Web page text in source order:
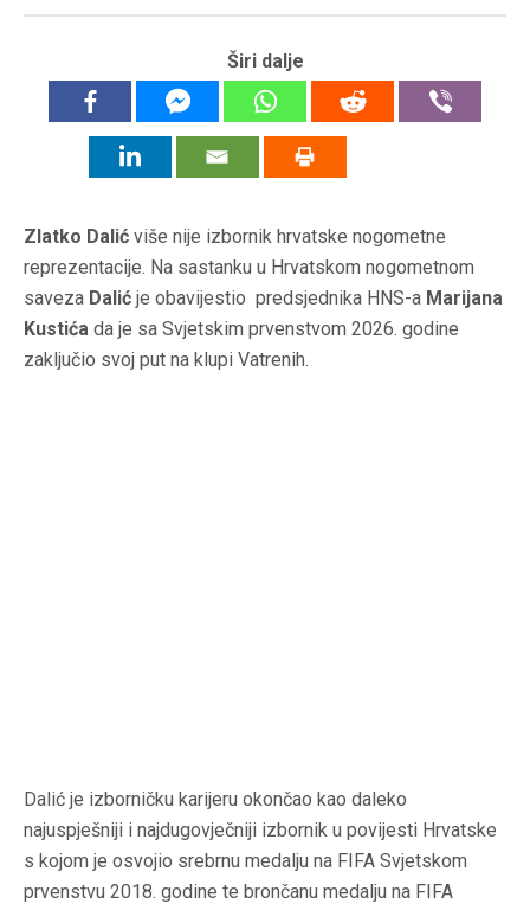
Širi dalje
Zlatko Dalić više nije izbornik hrvatske nogometne
reprezentacije. Na sastanku u Hrvatskom nogometnom
saveza Dalić je obavijestio predsjednika HNS-a Marijana
Kustića da je sa Svjetskim prvenstvom 2026. godine
zaključio svoj put na klupi Vatrenih.
Dalić je izborničku karijeru okončao kao daleko
najuspješniji i najdugovječniji izbornik u povijesti Hrvatske
s kojom je osvojio srebrnu medalju na FIFA Svjetskom
prvenstvu 2018. godine te brončanu medalju na FIFA